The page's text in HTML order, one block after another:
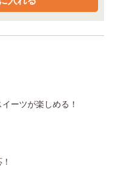
ーツが楽しめる！